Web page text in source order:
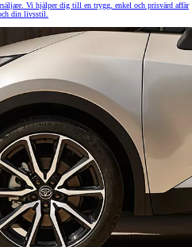
Vi hjälper dig till en trygg, enkel och prisvärd affär
din livsstil.